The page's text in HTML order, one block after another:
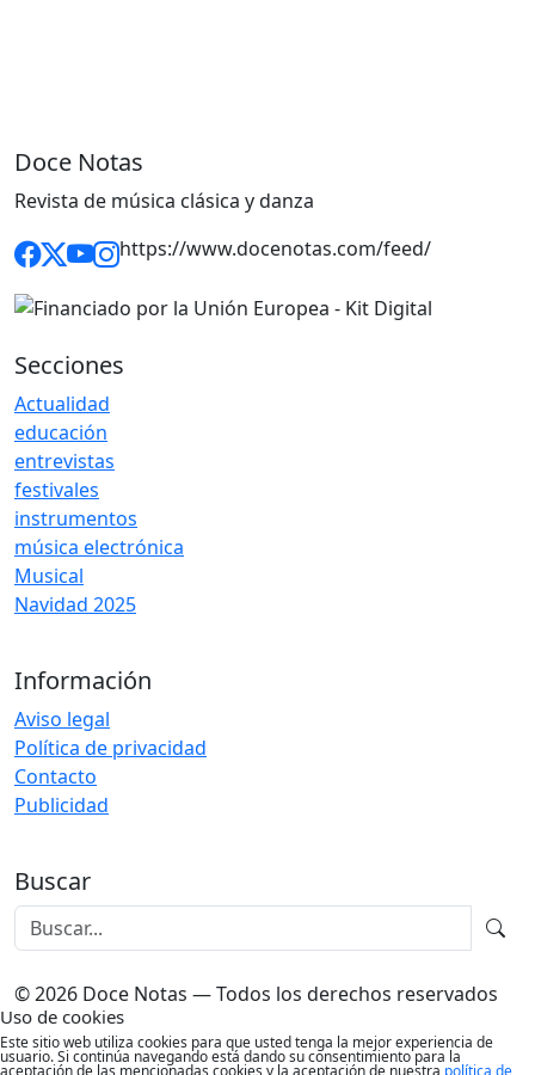
Doce Notas
Revista de música clásica y danza
https://www.docenotas.com/feed/
Secciones
Actualidad
educación
entrevistas
festivales
instrumentos
música electrónica
Musical
Navidad 2025
Información
Aviso legal
Política de privacidad
Contacto
Publicidad
Buscar
© 2026 Doce Notas — Todos los derechos reservados
Uso de cookies
Este sitio web utiliza cookies para que usted tenga la mejor experiencia de
usuario. Si continúa navegando está dando su consentimiento para la